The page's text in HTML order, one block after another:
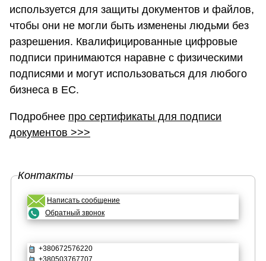
используется для защиты документов и файлов,
чтобы они не могли быть изменены людьми без
разрешения. Квалифицированные цифровые
подписи принимаются наравне с физическими
подписями и могут использоваться для любого
бизнеса в ЕС.
Подробнее про сертификаты для подписи
документов >>>
Контакты
Написать сообщение
Обратный звонок
+380672576220
+380503767707